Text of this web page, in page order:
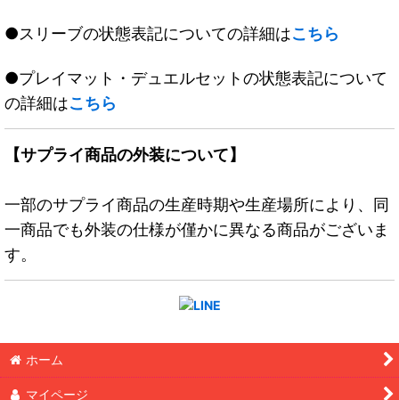
●スリーブの状態表記についての詳細はこちら
●プレイマット・デュエルセットの状態表記について
の詳細はこちら
【サプライ商品の外装について】
一部のサプライ商品の生産時期や生産場所により、同
一商品でも外装の仕様が僅かに異なる商品がございま
す。
ホーム
マイページ